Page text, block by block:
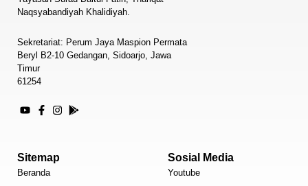
Naqsyabandiyah Khalidiyah.
Sekretariat: Perum Jaya Maspion Permata
Beryl B2-10 Gedangan, Sidoarjo, Jawa
Timur
61254
Sitemap
Beranda
Sosial Media
Youtube